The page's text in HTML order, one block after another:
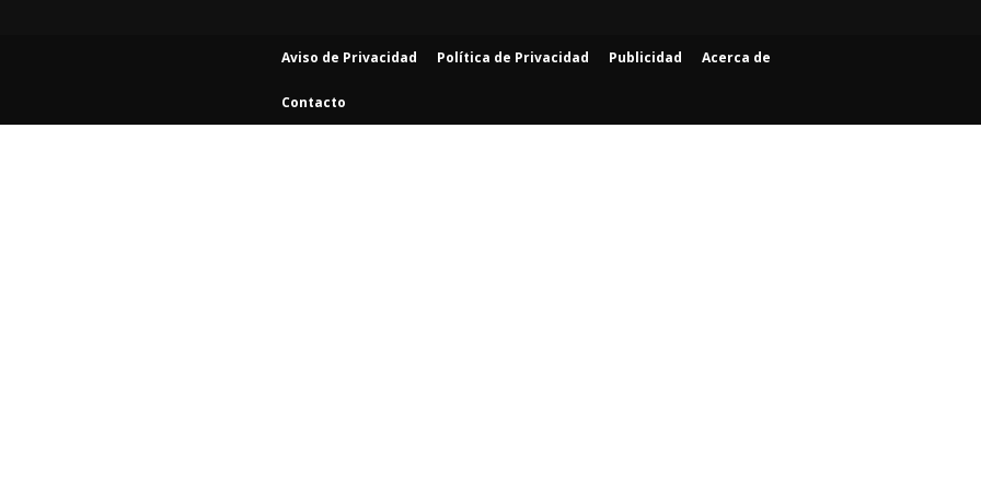
Aviso de Privacidad Política de Privacidad Publicidad Acerca de
Contacto